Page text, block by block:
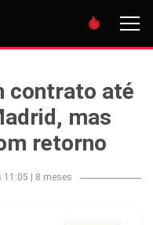
contrato até
mas
retorno
11:05 8 meses